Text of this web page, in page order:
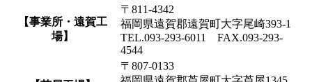
【事業所・遠賀工
場】
〒811-4342
福岡県遠賀郡遠賀町大字尾崎393-1
TEL.093-293-6011 FAX.093-293-
4544
〒807-0133